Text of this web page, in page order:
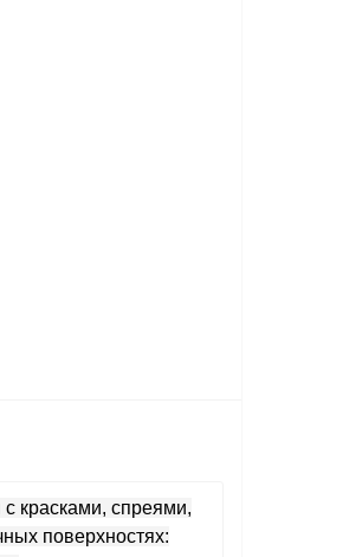
красками, спреями,
поверхностях: